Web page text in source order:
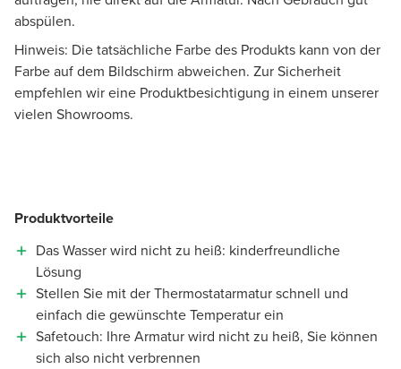
abspülen.
Hinweis: Die tatsächliche Farbe des Produkts kann von der
Farbe auf dem Bildschirm abweichen. Zur Sicherheit
empfehlen wir eine Produktbesichtigung in einem unserer
vielen Showrooms.
Produktvorteile
Das Wasser wird nicht zu heiß: kinderfreundliche
Lösung
Stellen Sie mit der Thermostatarmatur schnell und
einfach die gewünschte Temperatur ein
Safetouch: Ihre Armatur wird nicht zu heiß, Sie können
sich also nicht verbrennen